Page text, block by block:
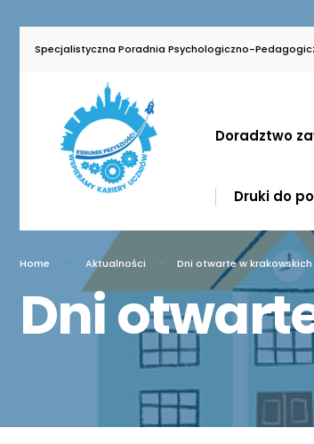
Skip
Specjalistyczna Poradnia Psychologiczno-
Doradztwo
Druki do
Home Aktualności Dni otwarte w
Dni